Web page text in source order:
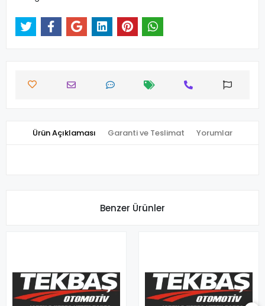
Ürün Açıklaması Garanti ve Teslimat Yorumlar
Benzer Ürünler